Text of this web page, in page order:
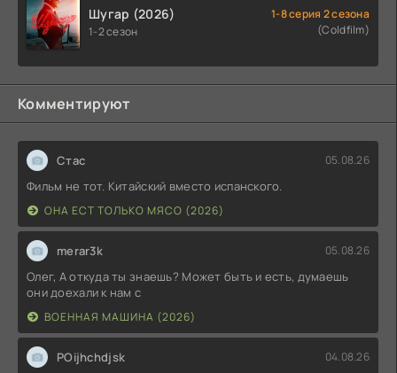
Шугар (2026)
1-2 сезон
1-8 серия 2 сезона
(Coldfilm)
Комментируют
Стас 05.08.26
Фильм не тот. Китайский вместо испанского.
ОНА ЕСТ ТОЛЬКО МЯСО (2026)
merar3k 05.08.26
Олег, А откуда ты знаешь? Может быть и есть, думаешь
они доехали к нам с
ВОЕННАЯ МАШИНА (2026)
POijhchdjsk 04.08.26